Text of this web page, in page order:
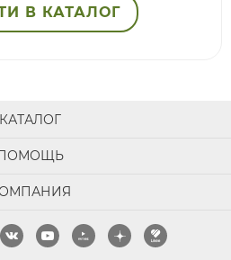
В КАТАЛОГ
КАТАЛОГ